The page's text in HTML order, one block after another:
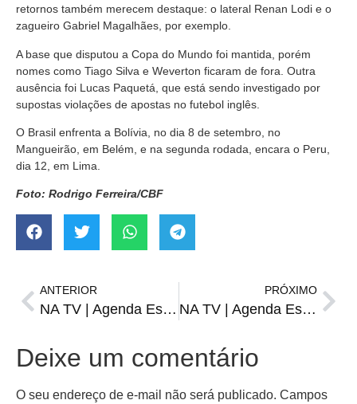
retornos também merecem destaque: o lateral Renan Lodi e o
zagueiro Gabriel Magalhães, por exemplo.
A base que disputou a Copa do Mundo foi mantida, porém
nomes como Tiago Silva e Weverton ficaram de fora. Outra
ausência foi Lucas Paquetá, que está sendo investigado por
supostas violações de apostas no futebol inglês.
O Brasil enfrenta a Bolívia, no dia 8 de setembro, no
Mangueirão, em Belém, e na segunda rodada, encara o Peru,
dia 12, em Lima.
Foto: Rodrigo Ferreira/CBF
ANTERIOR
NA TV | Agenda Esportiva de sexta, 18 de agosto
PRÓXIMO
NA TV | Agenda Esportiva de quarta, 23 de agosto
Deixe um comentário
O seu endereço de e-mail não será publicado. Campos